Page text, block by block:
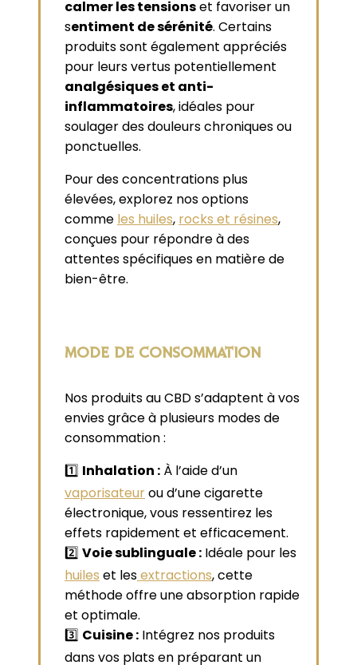
calmer les tensionset favoriser un
sentiment de sérénité. Certains
produits sont également appréciés
pour leurs vertus potentiellement
analgésiques et anti-
inflammatoires, idéales pour
soulager des douleurs chroniques ou
ponctuelles.
Pour des concentrations plus
élevées, explorez nos options
comme les huiles, rocks et résines,
conçues pour répondre à des
attentes spécifiques en matière de
bien-être.
MODE DE CONSOMMATION
Nos produits au CBD s’adaptent à vos
envies grâce à plusieurs modes de
consommation :
1️⃣ Inhalation : À l’aide d’un
vaporisateurou d’une cigarette
électronique, vous ressentirez les
effets rapidement et efficacement.
2️⃣ Voie sublinguale : Idéale pour les
huiles et lesextractions, cette
méthode offre une absorption rapide
et optimale.
3️⃣ Cuisine : Intégrez nos produits
dans vos plats en préparant un